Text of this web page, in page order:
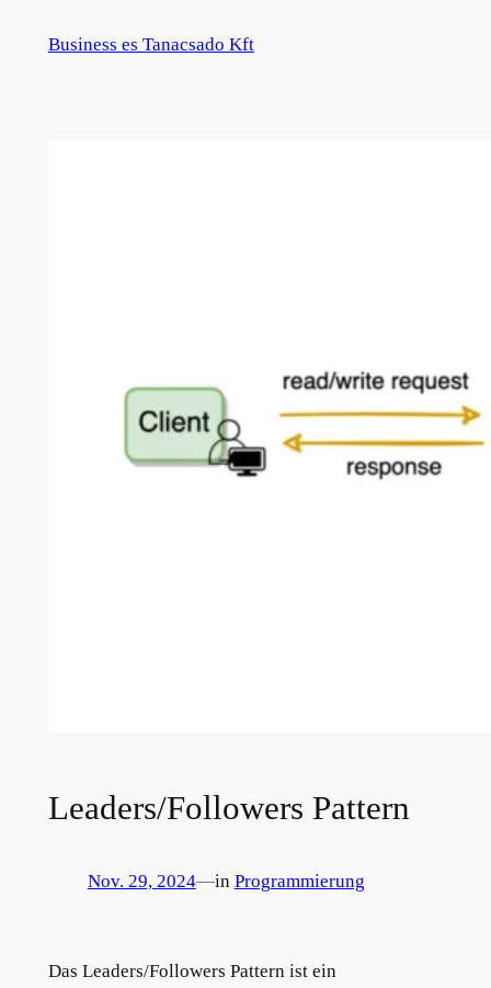
InhaltBusiness es Tanacsado Kft
Leaders/Followers Pattern
Nov. 29, 2024—in Programmierung
Das Leaders/Followers Pattern ist ein